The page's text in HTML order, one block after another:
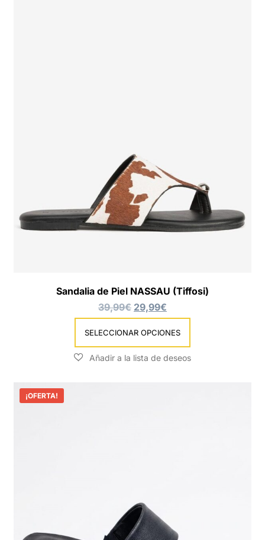
Sandalia de Piel NASSAU (Tiffosi)
39,99€ 29,99€
SELECCIONAR OPCIONES
¡OFERTA!